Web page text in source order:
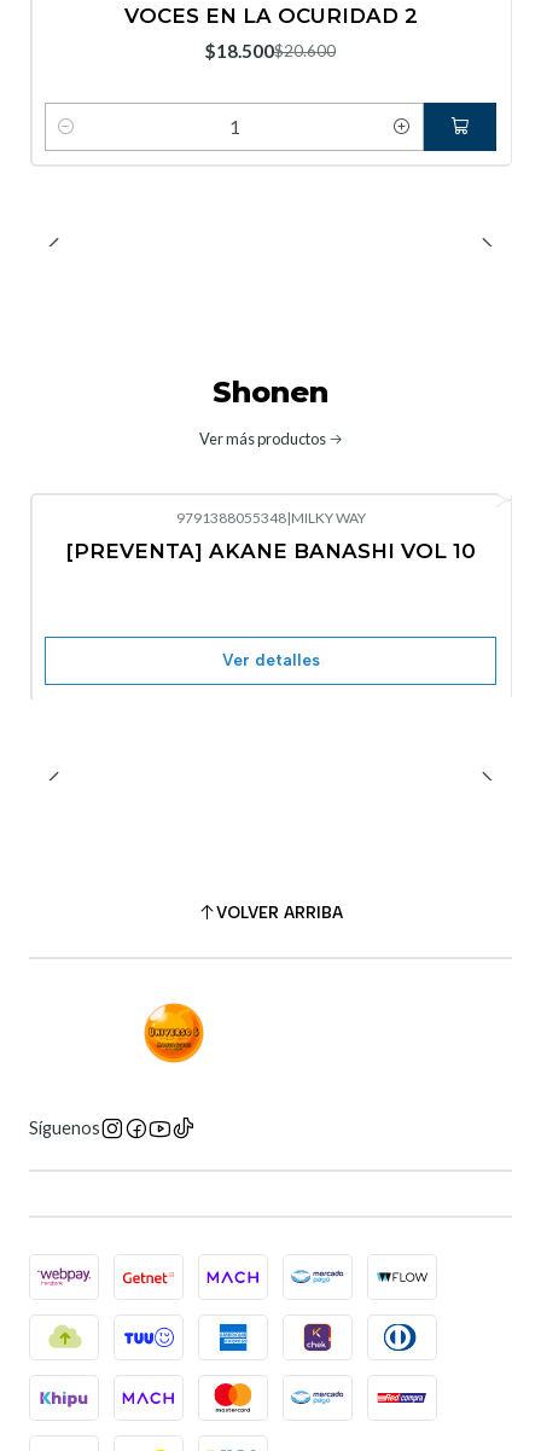
VOCES EN LA OCURIDAD 2
$18.500$20.600
Cantidad
Shonen
Ver más productos
No disponible
9791388055348|MILKY WAY
[PREVENTA] AKANE BANASHI VOL 10
Ver detalles
VOLVER ARRIBA
Síguenos